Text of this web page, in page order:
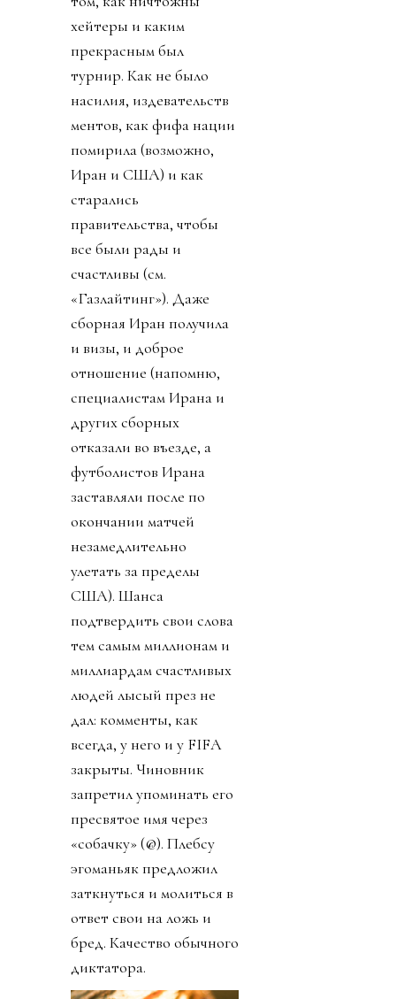
хейтеры и каким
прекрасным был
турнир. Как не было
насилия, издевательств
ментов, как фифа нации
помирила (возможно,
Иран и США) и как
старались
правительства, чтобы
все были рады и
счастливы (см.
«Газлайтинг»). Даже
сборная Иран получила
и визы, и доброе
отношение (напомню,
специалистам Ирана и
других сборных
отказали во въезде, а
футболистов Ирана
заставляли после по
окончании матчей
незамедлительно
улетать за пределы
США). Шанса
подтвердить свои слова
тем самым миллионам и
миллиардам счастливых
людей лысый през не
дал: комменты, как
всегда, у него и у FIFA
закрыты. Чиновник
запретил упоминать его
пресвятое имя через
«собачку» (@). Плебсу
эгоманьяк предложил
заткнуться и молиться в
ответ свои на ложь и
бред. Качество обычного
диктатора.